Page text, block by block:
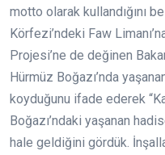
motto olarak kullandığını
Körfezi’ndeki Faw
Projesi’ne de değinen
Hürmüz Boğazı’nda
koyduğunu ifade ederek
Boğazı’ndaki yaşanan
hale geldiğini gördük.